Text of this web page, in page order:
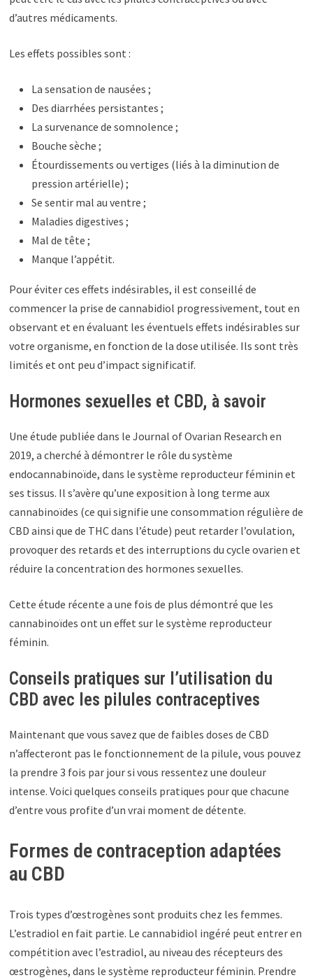
d’autres médicaments.
Les effets possibles sont :
La sensation de nausées ;
Des diarrhées persistantes ;
La survenance de somnolence ;
Bouche sèche ;
Étourdissements ou vertiges (liés à la diminution de
pression artérielle) ;
Se sentir mal au ventre ;
Maladies digestives ;
Mal de tête ;
Manque l’appétit.
Pour éviter ces effets indésirables, il est conseillé de
commencer la prise de cannabidiol progressivement, tout en
observant et en évaluant les éventuels effets indésirables sur
votre organisme, en fonction de la dose utilisée. Ils sont très
limités et ont peu d’impact significatif.
Hormones sexuelles et CBD, à savoir
Une étude publiée dans le Journal of Ovarian Research en
2019, a cherché à démontrer le rôle du système
endocannabinoïde, dans le système reproducteur féminin et
ses tissus. Il s’avère qu’une exposition à long terme aux
cannabinoïdes (ce qui signifie une consommation régulière de
CBD ainsi que de THC dans l’étude) peut retarder l’ovulation,
provoquer des retards et des interruptions du cycle ovarien et
réduire la concentration des hormones sexuelles.
Cette étude récente a une fois de plus démontré que les
cannabinoïdes ont un effet sur le système reproducteur
féminin.
Conseils pratiques sur l’utilisation du
CBD avec les pilules contraceptives
Maintenant que vous savez que de faibles doses de CBD
n’affecteront pas le fonctionnement de la pilule, vous pouvez
la prendre 3 fois par jour si vous ressentez une douleur
intense. Voici quelques conseils pratiques pour que chacune
d’entre vous profite d’un vrai moment de détente.
Formes de contraception adaptées
au CBD
Trois types d’œstrogènes sont produits chez les femmes.
L’estradiol en fait partie. Le cannabidiol ingéré peut entrer en
compétition avec l’estradiol, au niveau des récepteurs des
œstrogènes, dans le système reproducteur féminin. Prendre